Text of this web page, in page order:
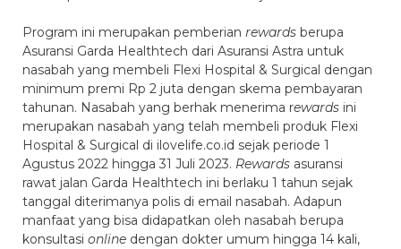
Program ini merupakan pemberian rewards berupa
Asuransi Garda Healthtech dari Asuransi Astra untuk
nasabah yang membeli Flexi Hospital & Surgical dengan
minimum premi Rp 2 juta dengan skema pembayaran
tahunan. Nasabah yang berhak menerima rewards ini
merupakan nasabah yang telah membeli produk Flexi
Hospital & Surgical di ilovelife.co.id sejak periode 1
Agustus 2022 hingga 31 Juli 2023. Rewards asuransi
rawat jalan Garda Healthtech ini berlaku 1 tahun sejak
tanggal diterimanya polis di email nasabah. Adapun
manfaat yang bisa didapatkan oleh nasabah berupa
konsultasi online dengan dokter umum hingga 14 kali,